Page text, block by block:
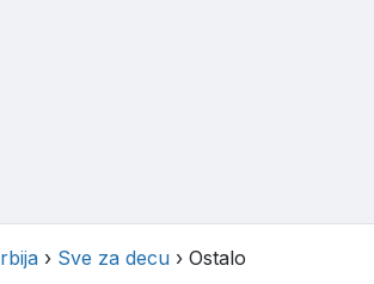
› Sve za decu› Ostalo